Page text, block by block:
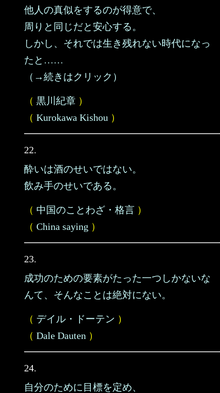
他人の真似をするのが得意で、
周りと同じだと安心する。
しかし、それでは生き残れない時代になっ
たと……
（→続きはクリック）
（ 黒川紀章 ）
（ Kurokawa Kishou ）
22.
酔いは酒のせいではない。
飲み手のせいである。
（ 中国のことわざ・格言 ）
（ China saying ）
23.
成功のための要素がたった一つしかないな
んて、そんなことは絶対にない。
（ デイル・ドーテン ）
（ Dale Dauten ）
24.
自分のために目標を定め、